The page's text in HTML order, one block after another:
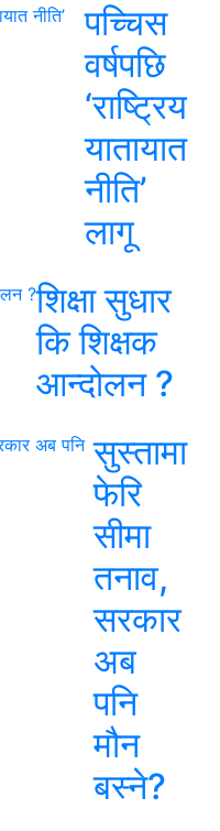
पच्चिस
वर्षपछि
‘राष्ट्रिय
यातायात
नीति’
लागू
शिक्षा सुधार
कि शिक्षक
आन्दोलन ?
सुस्तामा
फेरि
सीमा
तनाव,
सरकार
अब
पनि
मौन
बस्ने?